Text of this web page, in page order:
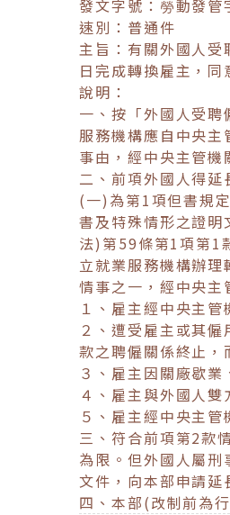
發文字號：勞動發
速別：普通件
主旨：有關外國人
日完成轉換雇主，
說明：
一、按「外國人受
服務機構應自中央
事由，經中央主管
二、前項外國人得延
(一)為第1項但書規
書及特殊情形之證
法)第59條第1項第1
立就業服務機構辦
情事之一，經中央主
１、雇主經中央主
２、遭受雇主或其
款之聘僱關係終止，
３、雇主因關廠歇
４、雇主與外國人
５、雇主經中央主
三、符合前項第2款
為限。但外國人屬
文件，向本部申請延
四、本部(改制前為